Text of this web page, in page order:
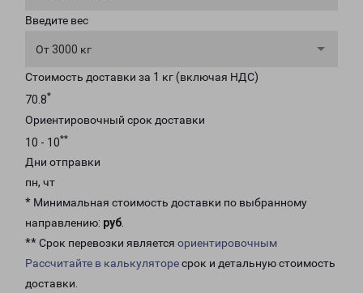
Введите вес
От 3000 кг
Стоимость доставки за 1 кг (включая НДС)
70.8*
Ориентировочный срок доставки
10 - 10**
Дни отправки
пн, чт
* Минимальная стоимость доставки по выбранному
направлению: руб.
** Срок перевозки является ориентировочным
Рассчитайте в калькуляторесрок и детальную стоимость
доставки.